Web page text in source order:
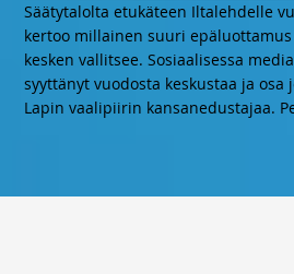
Säätytalolta etukäteen Iltalehdelle
kertoo millainen suuri
kesken vallitsee. Sosiaalisessa
syyttänyt vuodosta keskustaa ja osa
Lapin vaalipiirin kansanedustajaa.